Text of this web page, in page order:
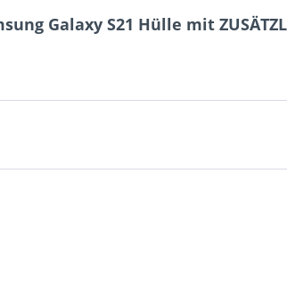
Galaxy S21 Hülle mit